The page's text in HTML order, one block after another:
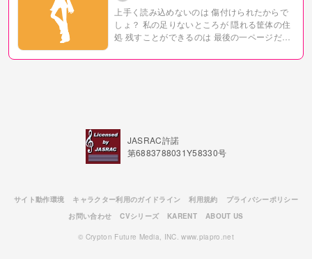
上手く読み込めないのは 傷付けられたからで
しょ？ 私の足りないところが隠れる筐体の住
処 残すことができるのは 最後の一ページだけ
っていく溶けてく私が濁っていくように苦し
JASRAC許諾
第6883788031Y58330号
サイト動作環境 キャラクター利用のガイドライン 利用規約
プライバシーポリシー
お問い合わせ
CVシリーズ KARENT ABOUT US
© Crypton Future Media, INC. www.piapro.net